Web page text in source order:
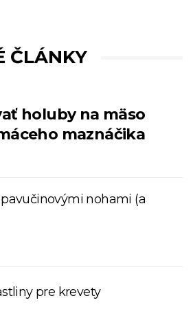
ČLÁNKY
holuby na mäso
maznáčika
nohami (a
pre krevety